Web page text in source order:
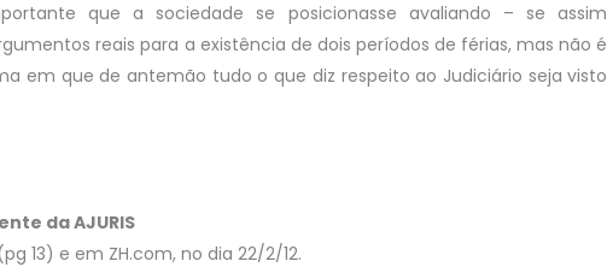
que a sociedade se posicionasse avaliando – se assim
reais para a existência de dois períodos de férias, mas não é
em que de antemão tudo o que diz respeito ao Judiciário seja visto
da AJURIS
13) e em ZH.com, no dia 22/2/12.